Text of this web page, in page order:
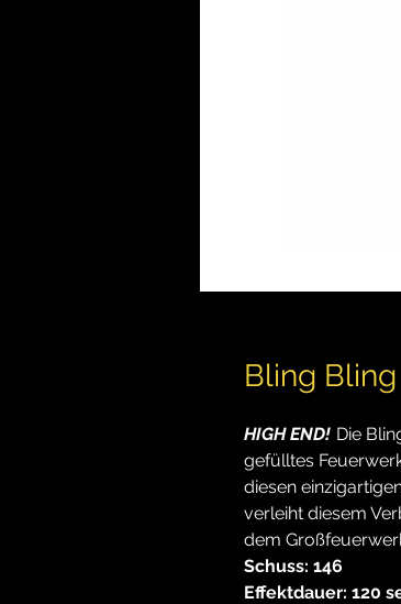
Bling Bling
HIGH END! Die
gefülltes
diesen
verleiht diesem
dem
Schuss: 146
Effektdauer: 120